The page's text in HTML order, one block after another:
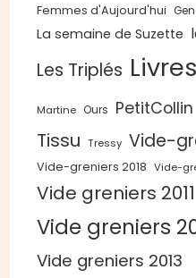
Femmes d'Aujourd'hui
La semaine de Suzette
Les Triplés Livres
Martine Ours PetitCollin
Tissu Tressy Vide-
Vide-greniers 2018 Vide-
Vide greniers 2011
Vide greniers
Vide greniers 2013